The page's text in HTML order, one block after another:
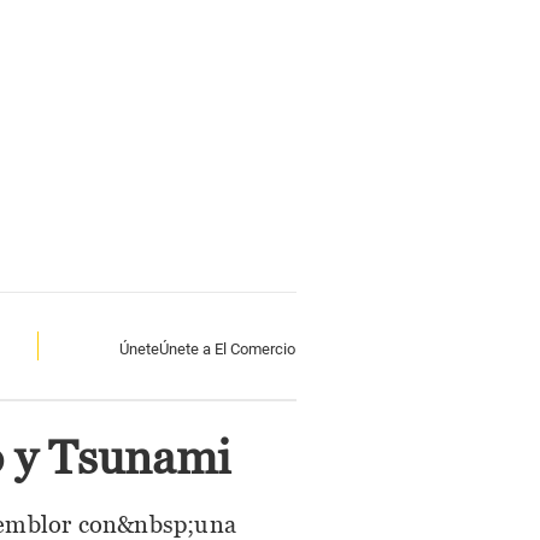
ÚneteÚnete a El Comercio
y Tsunami
con&nbsp;una